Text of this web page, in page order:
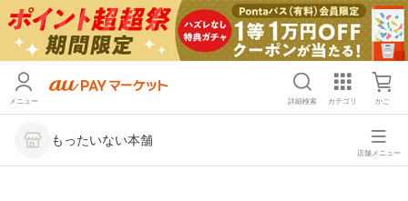
メニュー 詳細検索 カテゴリ かご
もったいない本舗
店舗メニュー